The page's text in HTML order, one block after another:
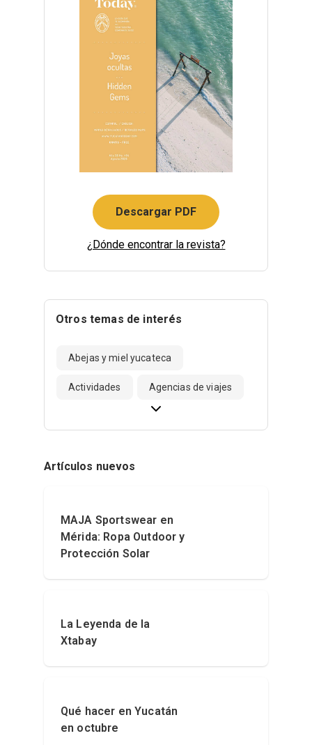
Descargar PDF
¿Dónde encontrar la revista?
Otros temas de interés
Abejas y miel yucateca
Actividades Agencias de viajes
Artículos nuevos
MAJA Sportswear en
Mérida: Ropa Outdoor y
Protección Solar
La Leyenda de la
Xtabay
Qué hacer en Yucatán
en octubre